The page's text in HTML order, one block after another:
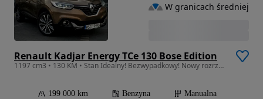
Renault Kadjar Energy TCe 130 Bose Edition
1197 cm3 • 130 KM • Stan Idealny! Bezwypadkowy! Nowy rozrząd!
199 000 km Benzyna
Manualna
W granicach średniej